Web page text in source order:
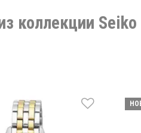
коллекции